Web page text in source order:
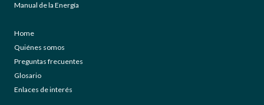
Manual de la Energía
Home
Quiénes somos
Preguntas frecuentes
Glosario
Enlaces de interés